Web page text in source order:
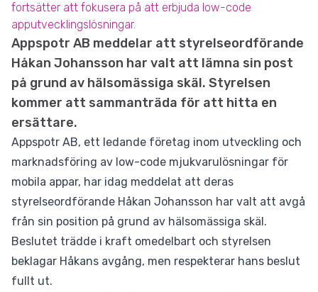
fortsätter att fokusera på att erbjuda low-code
apputvecklingslösningar.
Appspotr AB meddelar att styrelseordförande
Håkan Johansson har valt att lämna sin post
på grund av hälsomässiga skäl. Styrelsen
kommer att sammanträda för att hitta en
ersättare.
Appspotr AB, ett ledande företag inom utveckling och
marknadsföring av low-code mjukvarulösningar för
mobila appar, har idag meddelat att deras
styrelseordförande Håkan Johansson har valt att avgå
från sin position på grund av hälsomässiga skäl.
Beslutet trädde i kraft omedelbart och styrelsen
beklagar Håkans avgång, men respekterar hans beslut
fullt ut.